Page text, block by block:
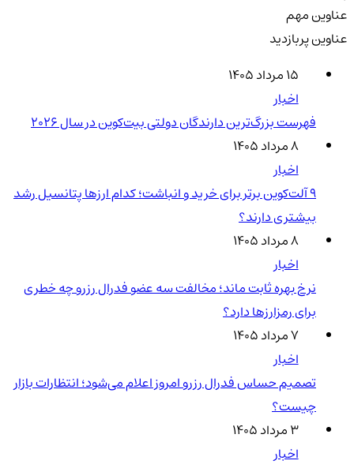
عناوین مهم
عناوین پربازدید
۱۵ مرداد ۱۴۰۵
اخبار
فهرست بزرگ‌ترین دارندگان دولتی بیت‌کوین در سال 2026
۸ مرداد ۱۴۰۵
اخبار
۹ آلت‌کوین برتر برای خرید و انباشت؛ کدام ارزها پتانسیل رشد
بیشتری دارند؟
۸ مرداد ۱۴۰۵
اخبار
نرخ بهره ثابت ماند؛ مخالفت سه عضو فدرال رزرو چه خطری
برای رمزارزها دارد؟
۷ مرداد ۱۴۰۵
اخبار
تصمیم حساس فدرال رزرو امروز اعلام می‌شود؛ انتظارات بازار
چیست؟
۳ مرداد ۱۴۰۵
اخبار